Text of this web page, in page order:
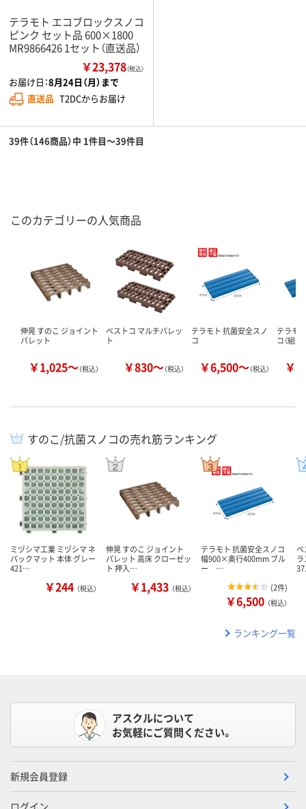
テラモト エコブロックスノコ
ピンク セット品 600×1800
MR9866426 1セット（直送品）
￥23,378（税込）
お届け日：8月24日（月）まで
直送品 T2DCからお届け
39件（146商品）中 1件目～39件目
このカテゴリーの人気商品
伸晃 すのこ ジョイント
パレット
￥1,025～（税込）
ベストコ マルチパレッ
ト
￥830～（税込）
テラモト 抗菌安全スノ
コ
￥6,500～（税込）
テラモ
コ（組立
￥
すのこ/抗菌スノコの売れ筋ランキング
ミヅシマ工業 ミヅシマ ネ
パックマット 本体 グレー
421…
￥244 （税込）
伸晃 すのこ ジョイント
パレット 高床 クローゼッ
ト 押入…
￥1,433 （税込）
テラモト 抗菌安全スノコ
幅900×奥行400mm ブル
ー …
(2件)
￥6,500 （税込）
ベ
ランキング一覧
アスクルについて
お気軽にご質問ください。
新規会員登録